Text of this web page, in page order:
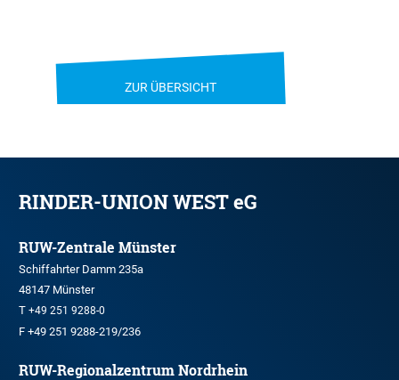
ZUR ÜBERSICHT
RINDER-UNION WEST eG
RUW-Zentrale Münster
Schiffahrter Damm 235a
48147 Münster
T +49 251 9288-0
F +49 251 9288-219/236
RUW-Regionalzentrum Nordrhein